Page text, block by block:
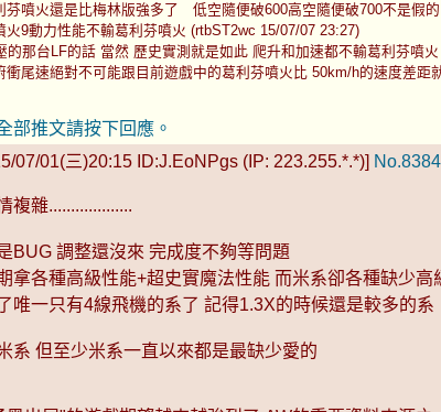
芬噴火還是比梅林版強多了 低空隨便破600高空隨便破700不是假
火9動力性能不輸葛利芬噴火 (rtbST2wc 15/07/07 23:27)
的那台LF的話 當然 歷史實測就是如此 爬升和加速都不輸葛利芬噴
衝尾速絕對不可能跟目前遊戲中的葛利芬噴火比 50km/h的速度差距
部推文請按下回應。
07/01(三)20:15 ID:J.EoNPgs (IP: 223.255.*.*)] No.8384
複雜...................
BUG 調整還沒來 完成度不夠等問題
拿各種高級性能+超史實魔法性能 而米系卻各種缺少高
唯一只有4線飛機的系了 記得1.3X的時候還是較多的系
系 但至少米系一直以來都是最缺少愛的